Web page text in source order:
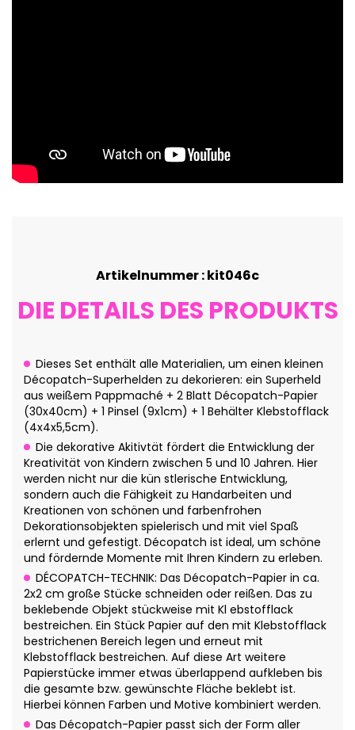
Artikelnummer : kit046c
DIE DETAILS DES PRODUKTS
Dieses Set enthält alle Materialien, um einen kleinen
Décopatch-Superhelden zu dekorieren: ein Superheld
aus weißem Pappmaché + 2 Blatt Décopatch-Papier
(30x40cm) + 1 Pinsel (9x1cm) + 1 Behälter Klebstofflack
(4x4x5,5cm).
Die dekorative Akitivtät fördert die Entwicklung der
Kreativität von Kindern zwischen 5 und 10 Jahren. Hier
werden nicht nur die kün stlerische Entwicklung,
sondern auch die Fähigkeit zu Handarbeiten und
Kreationen von schönen und farbenfrohen
Dekorationsobjekten spielerisch und mit viel Spaß
erlernt und gefestigt. Décopatch ist ideal, um schöne
und fördernde Momente mit Ihren Kindern zu erleben.
DÉCOPATCH-TECHNIK: Das Décopatch-Papier in ca.
2x2 cm große Stücke schneiden oder reißen. Das zu
beklebende Objekt stückweise mit Kl ebstofflack
bestreichen. Ein Stück Papier auf den mit Klebstofflack
bestrichenen Bereich legen und erneut mit
Klebstofflack bestreichen. Auf diese Art weitere
Papierstücke immer etwas überlappend aufkleben bis
die gesamte bzw. gewünschte Fläche beklebt ist.
Hierbei können Farben und Motive kombiniert werden.
Das Décopatch-Papier passt sich der Form aller